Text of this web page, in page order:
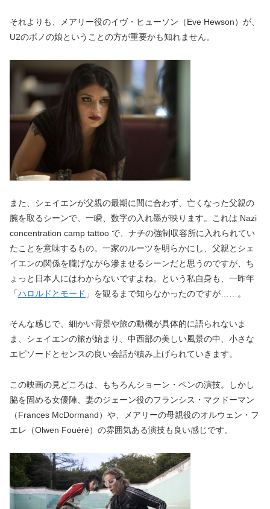
それよりも、メアリー役のイヴ・ヒューソン（Eve Hewson）が、
U2のボノの娘ということの方が重要かも知れません。
また、シェイエンが父親の最期に間に合わず、亡くなった父親の
腕を取るシーンで、一瞬、数字の入れ墨が映ります。これは Nazi
concentration camp tattoo で、ナチの強制収容所に入れられてい
たことを意味するもの。一家のルーツを明らかにし、父親とシェ
イエンの関係を朧げながら滲ませるシーンだと思うのですが、ち
ょっと日本人にはわからないですよね。という私自身も、一昨年
「ハロルドとモード 」を観るまで知らなかったのですが……。
そんな感じで、細かい背景や旅の動機が具体的に語られないま
ま、シェイエンの旅が始まり、中西部の美しい風景の中、小さな
エピソードとセンスの良い会話が積み上げられていきます。
この映画の見どころは、もちろんショーン・ペンの演技。しかし
脇を固める女優陣、妻のジェーン役のフランシス・マクドーマン
（Frances McDormand）や、メアリーの母親役のオルウェン・フ
エレ（Olwen Fouéré）の雰囲気ある演技も良い感じです。